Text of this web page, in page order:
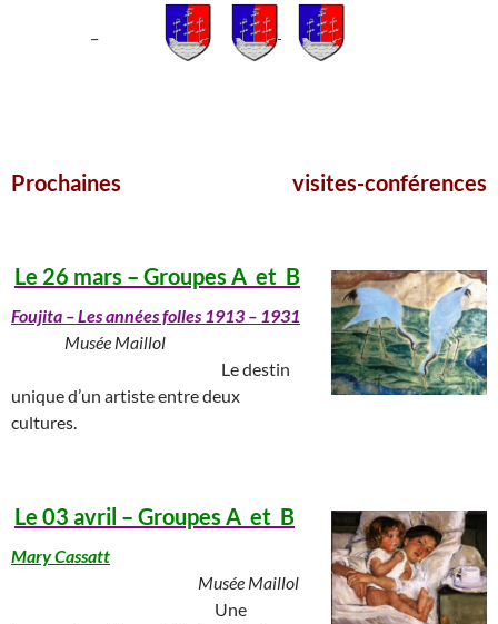
Prochaines visites-conférences
Le 26 mars – Groupes A et B
Foujita – Les années folles 1913 – 1931
Musée Maillol
Le destin
unique d’un artiste entre deux
cultures.
Le 03 avril – Groupes A et B
Mary Cassatt
Musée Maillol
Une